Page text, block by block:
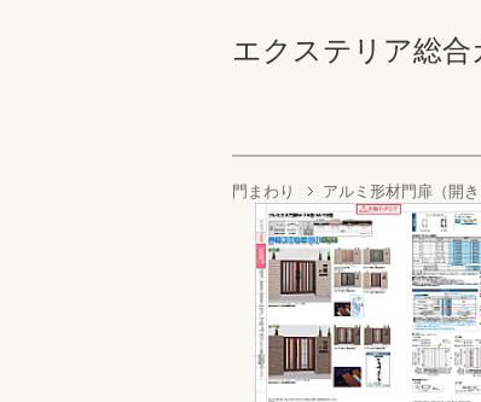
エクステリア総合
門まわり アルミ形材門扉（開き